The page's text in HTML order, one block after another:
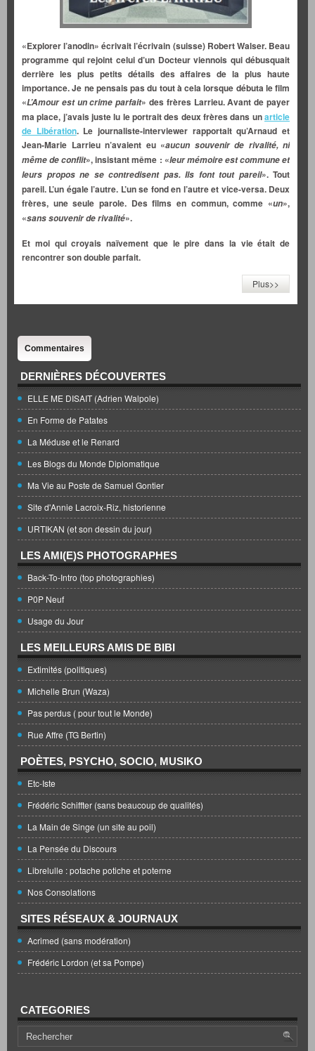
«Explorer l’anodin» écrivait l’écrivain (suisse) Robert Walser. Beau
programme qui rejoint celui d’un Docteur viennois qui débusquait
derrière les plus petits détails des affaires de la plus haute
importance. Je ne pensais pas du tout à cela lorsque débuta le film
«L’Amour est un crime parfait» des frères Larrieu. Avant de payer
ma place, j’avais juste lu le portrait des deux frères dans unarticle
de Libération. Le journaliste-interviewer rapportait qu’Arnaud et
Jean-Marie Larrieu n’avaient eu «aucun souvenir de rivalité, ni
même de conflit», insistant même : «leur mémoire est commune et
leurs propos ne se contredisent pas. Ils font tout pareil». Tout
pareil. L’un égale l’autre. L’un se fond en l’autre et vice-versa. Deux
frères, une seule parole. Des films en commun, comme «un»,
«sans souvenir de rivalité».
Et moi qui croyais naïvement que le pire dans la vie était de
rencontrer son double parfait.
Plus>>
Commentaires
DERNIÈRES DÉCOUVERTES
ELLE ME DISAIT (Adrien Walpole)
En Forme de Patates
La Méduse et le Renard
Les Blogs du Monde Diplomatique
Ma Vie au Poste de Samuel Gontier
Site d'Annie Lacroix-Riz, historienne
URTIKAN (et son dessin du jour)
LES AMI(E)S PHOTOGRAPHES
Back-To-Intro (top photographies)
P0P Neuf
Usage du Jour
LES MEILLEURS AMIS DE BIBI
Extimités (politiques)
Michelle Brun (Waza)
Pas perdus ( pour tout le Monde)
Rue Affre (TG Bertin)
POÈTES, PSYCHO, SOCIO, MUSIKO
Etc-Iste
Frédéric Schiffter (sans beaucoup de qualités)
La Main de Singe (un site au poil)
La Pensée du Discours
Librelulle : potache potiche et poterne
Nos Consolations
SITES RÉSEAUX & JOURNAUX
Acrimed (sans modération)
Frédéric Lordon (et sa Pompe)
CATEGORIES